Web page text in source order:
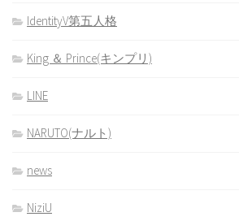
IdentityV第五人格
King ＆ Prince(キンプリ)
LINE
NARUTO(ナルト)
news
NiziU